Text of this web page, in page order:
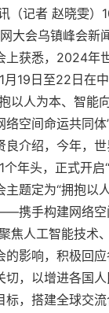
（记者 赵晓雯）
大会乌镇峰会新
上获悉，2024年
月19日至22日在
以人为本、智能
空间命运共同体
良介绍，今年，
个年头，正式开启
主题定为“拥抱以
携手构建网络空
焦人工智能技术
的影响，积极回
切，以增进各国
标，搭建全球交